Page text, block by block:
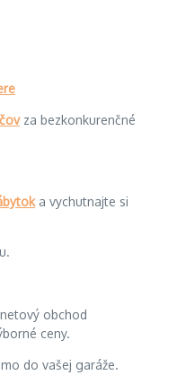
za bezkonkurenčné
a vychutnajte si
obchod
ceny.
do vašej garáže.